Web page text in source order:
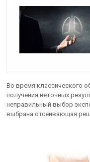
Во время классического
получения неточных
неправильный выбор
выбрана отсеивающая